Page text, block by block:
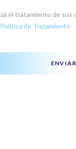
el tratamiento de sus
Política de Tratamiento
ENVIAR